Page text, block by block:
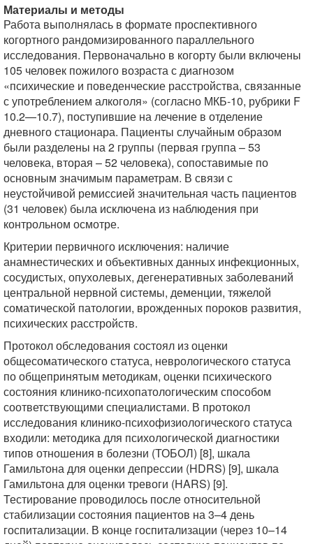
Материалы и методы
Работа выполнялась в формате проспективного
когортного рандомизированного параллельного
исследования. Первоначально в когорту были включены
105 человек пожилого возраста с диагнозом
«психические и поведенческие расстройства, связанные
с употреблением алкоголя» (согласно МКБ-10, рубрики F
10.2—10.7), поступившие на лечение в отделение
дневного стационара. Пациенты случайным образом
были разделены на 2 группы (первая группа – 53
человека, вторая – 52 человека), сопоставимые по
основным значимым параметрам. В связи с
неустойчивой ремиссией значительная часть пациентов
(31 человек) была исключена из наблюдения при
контрольном осмотре.
Критерии первичного исключения: наличие
анамнестических и объективных данных инфекционных,
сосудистых, опухолевых, дегенеративных заболеваний
центральной нервной системы, деменции, тяжелой
соматической патологии, врожденных пороков развития,
психических расстройств.
Протокол обследования состоял из оценки
общесоматического статуса, неврологического статуса
по общепринятым методикам, оценки психического
состояния клинико-психопатологическим способом
соответствующими специалистами. В протокол
исследования клинико-психофизиологического статуса
входили: методика для психологической диагностики
типов отношения в болезни (ТОБОЛ) [8], шкала
Гамильтона для оценки депрессии (HDRS) [9], шкала
Гамильтона для оценки тревоги (HARS) [9].
Тестирование проводилось после относительной
стабилизации состояния пациентов на 3–4 день
госпитализации. В конце госпитализации (через 10–14